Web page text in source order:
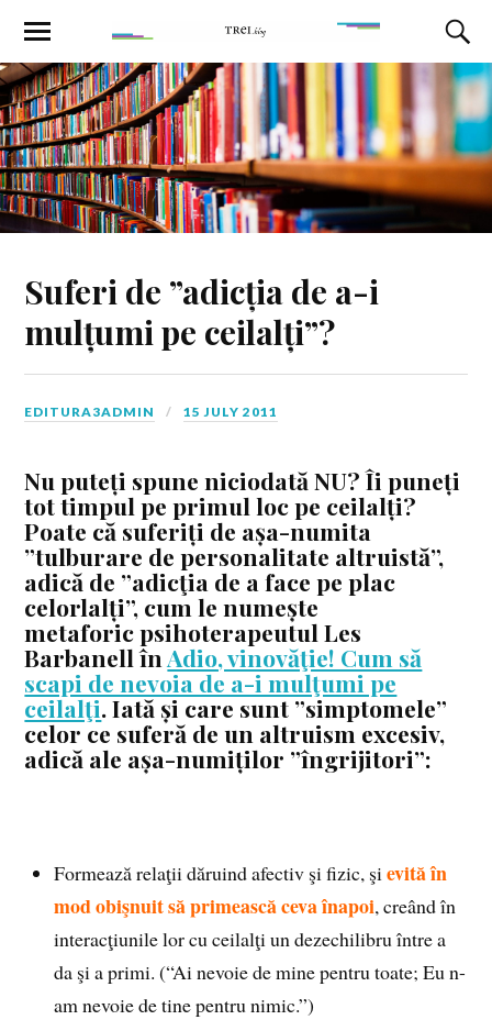
Suferi de ”adicția de a-i
mulțumi pe ceilalți”?
EDITURA3ADMIN 15 JULY 2011
Nu puteți spune niciodată NU? Îi puneți
tot timpul pe primul loc pe ceilalți?
Poate că suferiți de așa-numita
”tulburare de personalitate altruistă”,
adică de ”adicţia de a face pe plac
celorlalți”, cum le numește
metaforic psihoterapeutul Les
Barbanell înAdio, vinovăţie! Cum să
scapi de nevoia de a-i mulţumi pe
ceilalţi. Iată și care sunt ”simptomele”
celor ce suferă de un altruism excesiv,
adică ale așa-numiților ”îngrijitori”:
Formează relaţii dăruind afectiv şi fizic, şievită în
mod obişnuit să primească ceva înapoi, creând în
interacţiunile lor cu ceilalţi un dezechilibru între a
da şi a primi. (“Ai nevoie de mine pentru toate; Eu n-
am nevoie de tine pentru nimic.”)